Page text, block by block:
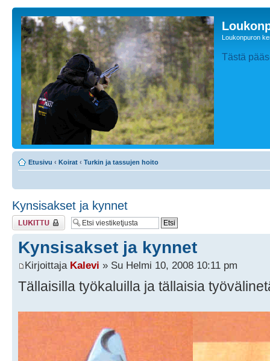
Loukonpuron
Tästä
Etusivu ‹ Koirat ‹ Turkin ja tassujen hoito
Kynsisakset ja kynnet
Viestiketju on
lukittu
Kynsisakset ja kynnet
Kirjoittaja Kalevi » Su Helmi 10, 2008 10:11 pm
Tällaisilla työkaluilla ja tällaisia